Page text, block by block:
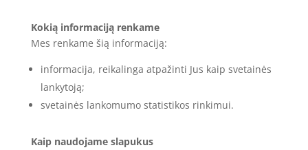
Kokią informaciją renkame
Mes renkame šią informaciją:
informacija, reikalinga atpažinti Jus kaip svetainės
lankytoją;
svetainės lankomumo statistikos rinkimui.
Kaip naudojame slapukus